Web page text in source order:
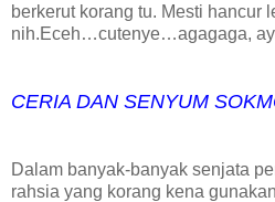
berkerut korang tu. Mesti hancur
nih.Eceh…cutenye…agagaga,
CERIA DAN SENYUM
Dalam banyak-banyak senjata
rahsia yang korang kena